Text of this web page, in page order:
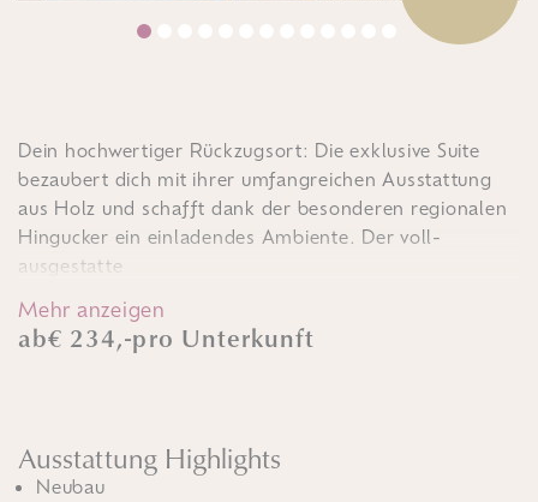
Dein hochwertiger Rückzugsort: Die exklusive Suite
bezaubert dich mit ihrer umfangreichen Ausstattung
aus Holz und schafft dank der besonderen regionalen
Hingucker ein einladendes Ambiente. Der voll-
ausgestatte
Mehr anzeigen
ab€ 234,-pro Unterkunft
Ausstattung Highlights
Neubau